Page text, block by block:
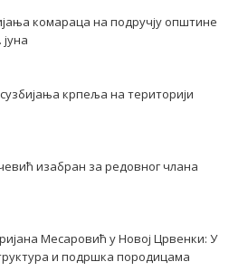
комараца на подручју општине
крпеља на територији
изабран за редовног члана
Месаровић у Новој Црвенки: У
и подршка породицама